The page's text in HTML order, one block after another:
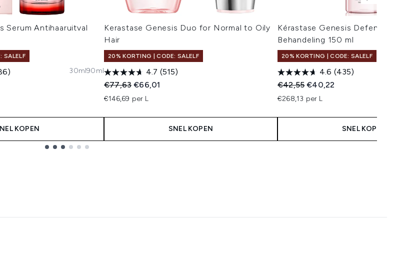
Serum Antihaaruitval
SALELF
Price:
30ml90ml
KOPEN
Kerastase Genesis Duo for Normal to Oily
Hair
20% KORTING | CODE: SALELF
4.7 (515)
Recommended Retail Price:
€77,63Huidige prijs:
€66,01
€146,69 per L
SNEL KOPEN
Kérastase Genesis Defense
Behandeling 150 ml
20% KORTING | CODE: SALELF
4.6 (435)
Recommended Retail Price:
€42,55Huidige prijs:
€40,22
€268,13 per L
SNEL KOPEN